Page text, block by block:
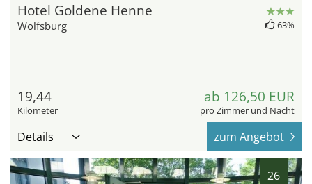
Hotel Goldene Henne
Wolfsburg 63%
19,44
Kilometer
ab 126,50 EUR
pro Zimmer und Nacht
Details zum Angebot
26